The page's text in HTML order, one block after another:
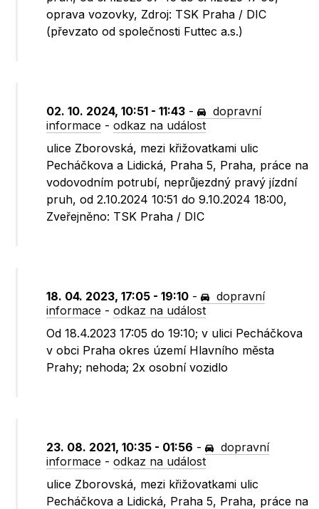
oprava vozovky, Zdroj: TSK Praha / DIC
(převzato od společnosti Futtec a.s.)
02. 10. 2024, 10:51 - 11:43 -
dopravní
informace -odkaz na událost
ulice Zborovská, mezi křižovatkami ulic
Pecháčkova a Lidická, Praha 5, Praha, práce na
vodovodním potrubí, neprůjezdný pravý jízdní
pruh, od 2.10.2024 10:51 do 9.10.2024 18:00,
Zveřejněno: TSK Praha / DIC
18. 04. 2023, 17:05 - 19:10 -
dopravní
informace -odkaz na událost
Od 18.4.2023 17:05 do 19:10; v ulici Pecháčkova
v obci Praha okres území Hlavního města
Prahy; nehoda; 2x osobní vozidlo
23. 08. 2021, 10:35 - 01:56 -
dopravní
informace -odkaz na událost
ulice Zborovská, mezi křižovatkami ulic
Pecháčkova a Lidická, Praha 5, Praha, práce na